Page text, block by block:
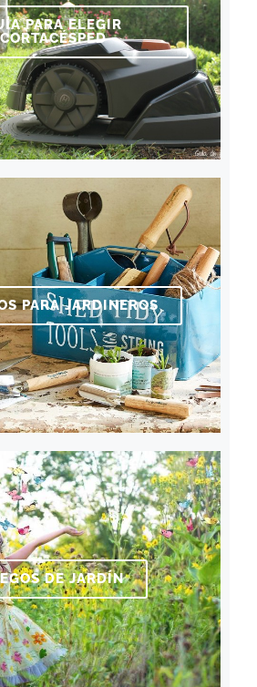
PARA ELEGIR
CORTACÉSPED
PARA JARDINEROS
DE JARDÍN